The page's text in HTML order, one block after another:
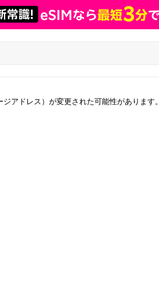
アドレス）が変更された可能性があります。